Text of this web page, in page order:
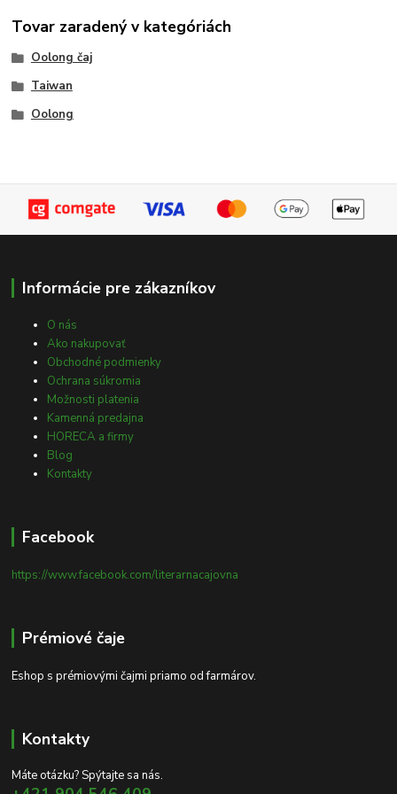
Tovar zaradený v kategóriách
Oolong čaj
Taiwan
Oolong
Informácie pre zákazníkov
O nás
Ako nakupovať
Obchodné podmienky
Ochrana súkromia
Možnosti platenia
Kamenná predajna
HORECA a firmy
Blog
Kontakty
Facebook
https://www.facebook.com/literarnacajovna
Prémiové čaje
Eshop s prémiovými čajmi priamo od farmárov.
Kontakty
Máte otázku? Spýtajte sa nás.